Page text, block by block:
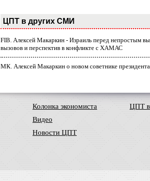
ЦПТ в других СМИ
FIB. Алексей Макаркин - Израиль перед непростым
вызовов и перспектив в конфликте с ХАМАС
МК. Алексей Макаркин о новом советнике
Колонка экономиста
Видео
Новости ЦПТ
ЦПТ